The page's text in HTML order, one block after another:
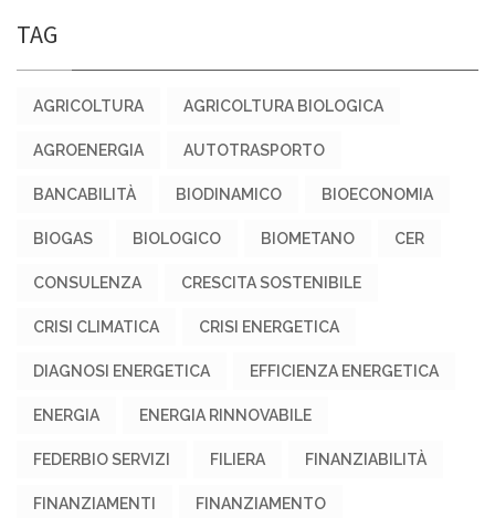
TAG
AGRICOLTURA AGRICOLTURA BIOLOGICA
AGROENERGIA AUTOTRASPORTO
BANCABILITÀ BIODINAMICO BIOECONOMIA
BIOGAS BIOLOGICO BIOMETANO CER
CONSULENZA CRESCITA SOSTENIBILE
CRISI CLIMATICA CRISI ENERGETICA
DIAGNOSI ENERGETICA EFFICIENZA ENERGETICA
ENERGIA ENERGIA RINNOVABILE
FEDERBIO SERVIZI FILIERA FINANZIABILITÀ
FINANZIAMENTI FINANZIAMENTO